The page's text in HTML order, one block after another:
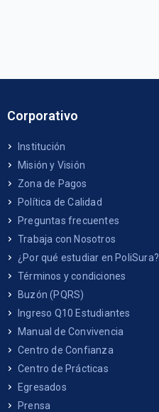
Corporativo
Institución
Misión y Visión
Zona de Pagos
Política de Calidad
Preguntas frecuentes
Trabaja con Nosotros
¿Por qué estudiar en PoliSura?
Términos y condiciones
Buzón (PQRS)
Ingreso Q10 Estudiantes
Manual de Convivencia
Centro de Confianza
Centro de Prácticas
Egresados
Prensa